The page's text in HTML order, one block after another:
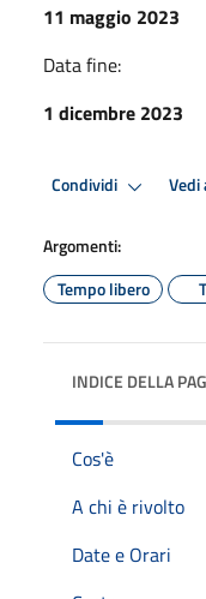
11 maggio 2023
Data fine:
1 dicembre 2023
Condividi Vedi
Argomenti:
Tempo libero
INDICE DELLA
Cos'è
A chi è rivolto
Date e Orari